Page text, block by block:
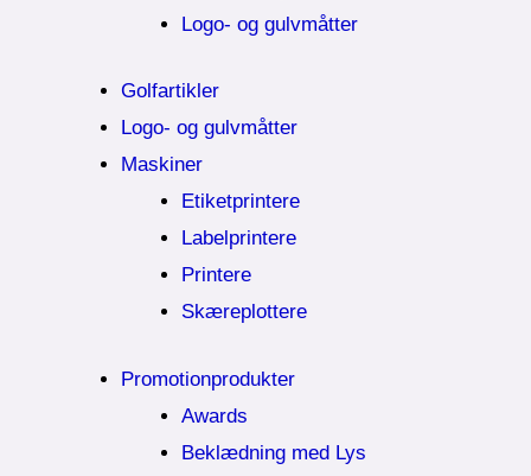
Logo- og gulvmåtter
Golfartikler
Logo- og gulvmåtter
Maskiner
Etiketprintere
Labelprintere
Printere
Skæreplottere
Promotionprodukter
Awards
Beklædning med Lys